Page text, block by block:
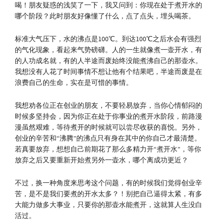
喝！朋友疑惑的浅笑了一下，我又问到：你现在处于煮开水的
哪个阶段？此时朋友好像懂了什么，点了点头，埋头喝茶。
标准大气压下，水的沸点是100℃。到达100℃之后水会有强烈
的气化现象，看起来气势磅礴。人的一生就像煮一壶开水，有
的人功成名就，有的人半途而废始终没能煮沸自己的那壶水。
我想没有人花了时间事情不想让他有个结果吧，半途而废是在
浪费自己的生命，实在是可惜的事情。
我想劝各位正在创业的朋友，不要轻易放弃，当你心情郁闷的
时候多坚持会，因为你正在处于你事业的煮开水阶段，前路漫
漫虽然艰难，等待煮开的时候就可以尝尽收获的喜悦。另外，
创业的辛苦和“沸腾”的沸点只有身在其中的你自己才最清楚。
若真要放弃，想想自己前期花了那么多精力开“煮开水”，等你
放弃之后又要重新开始煮另外一壶水，哪个离成功更近？
不过，换一种角度来思考这个问题，有的时候我们觉得创业辛
苦，是不是我们要煮的开水太多？！别把自己逼得太紧，有多
大能力做多大事业，只要你的那壶水能煮开，这就算人生没白
活过。